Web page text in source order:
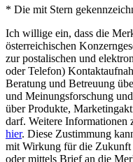
* Die mit Stern
Ich willige ein, dass die
österreichischen
zur postalischen und
oder Telefon)
Beratung und Betreuung
und Meinungsforschung
über Produkte,
darf. Weitere Informationen
hier. Diese Zustimmung
mit Wirkung für die
oder mittels Brief an die